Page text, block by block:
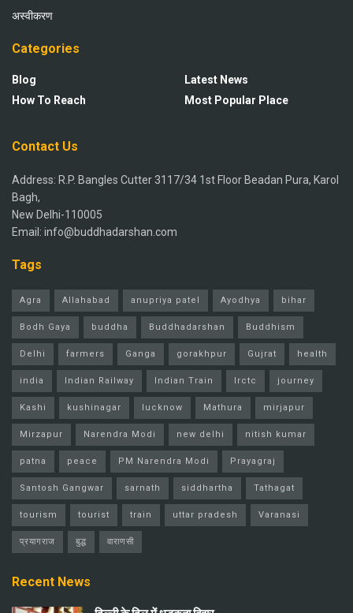
अस्वीकरण
Categories
Blog
How To Reach
Latest News
Most Popular Place
Contact Us
Address: R.P. Bangles Cutter 3117/34 1st Floor Beadan Pura, Karol
Bagh,
New Delhi-110005
Email: info@buddhadarshan.com
Tags
Agra Allahabad anupriya patel Ayodhya bihar
Bodh Gaya buddha Buddhadarshan Buddhism
Delhi farmers Ganga gorakhpur Gujrat health
india Indian Railway Indian Train Irctc journey
Kashi kushinagar lucknow Mathura mirjapur
Mirzapur Narendra Modi new delhi nitish kumar
patna peace PM Narendra Modi Prayagraj
Santosh Gangwar sarnath siddhartha Tathagat
tourism tourist train uttar pradesh Varanasi
प्रयागराज बुद्ध वाराणसी
Recent News